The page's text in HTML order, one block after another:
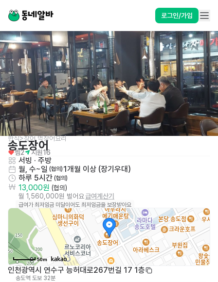
로그인/가입
한식>장어,먹장어요리
송도장어
찜2 지원16
서빙 · 주방
월, 수~일 (협의) 1개월 이상 (장기우대)
하루 5시간 (협의)
13,000원 (협의)
월 1,560,000원 벌어요급여계산기
급여가 최저임금 미달이어도 최저임금을 보장받아요
50m
인천광역시 연수구 능허대로267번길 17 1층
송도역 도보 32분